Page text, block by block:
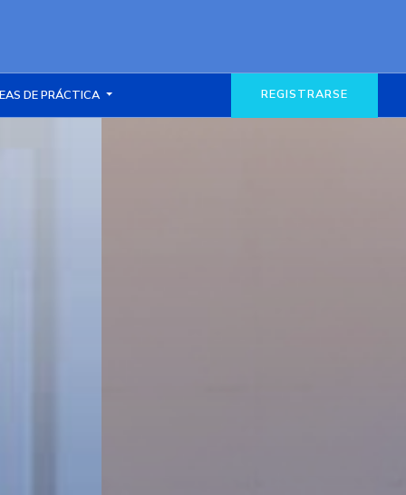
DE PRÁCTICA REGISTRARSE